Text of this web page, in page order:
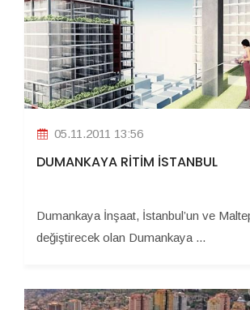
05.11.2011 13:56
DUMANKAYA RİTİM İSTANBUL
Dumankaya İnşaat, İstanbul’un ve
değiştirecek olan Dumankaya ...